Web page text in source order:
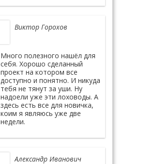
Виктор Горохов
Много полезного нашёл для
себя. Хорошо сделанный
проект на котором все
доступно и понятно. И никуда
тебя не тянут за уши. Ну
надоели уже эти лоховоды. А
здесь есть все для новичка,
коим я являюсь уже две
недели.
Александр Иванович